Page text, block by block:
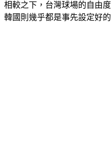
相較之下，台灣球場的自由
韓國則幾乎都是事先設定好